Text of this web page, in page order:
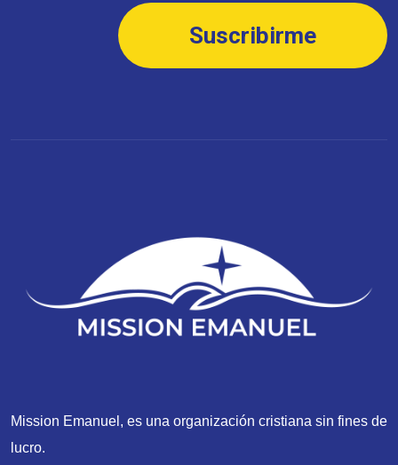
Suscribirme
Mission Emanuel, es una organización cristiana sin fines de
lucro.